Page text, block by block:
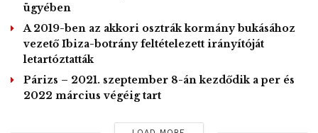
A mostani hétvégi tüntetések előtt a
hatóságok védőburkolattal látták el
Churchill szobrát.
A Scotland Yard adatai szerint meghaladta a százat a
tüntetések során őrizetbe vettek száma. Hat rendőr
könnyebb sérüléseket szenvedett. A londoni rendőrség
ügyében
A 2019-ben az akkori osztrák kormány bukásához
vezető Ibiza-botrány feltételezett irányítóját
letartóztatták
Párizs – 2021. szeptember 8-án kezdődik a per és
2022 március végéig tart